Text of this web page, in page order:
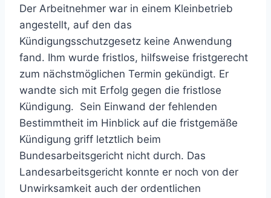
Der Arbeitnehmer war in einem Kleinbetrieb
angestellt, auf den das
Kündigungsschutzgesetz keine Anwendung
fand. Ihm wurde fristlos, hilfsweise fristgerecht
zum nächstmöglichen Termin gekündigt. Er
wandte sich mit Erfolg gegen die fristlose
Kündigung. Sein Einwand der fehlenden
Bestimmtheit im Hinblick auf die fristgemäße
Kündigung griff letztlich beim
Bundesarbeitsgericht nicht durch. Das
Landesarbeitsgericht konnte er noch von der
Unwirksamkeit auch der ordentlichen